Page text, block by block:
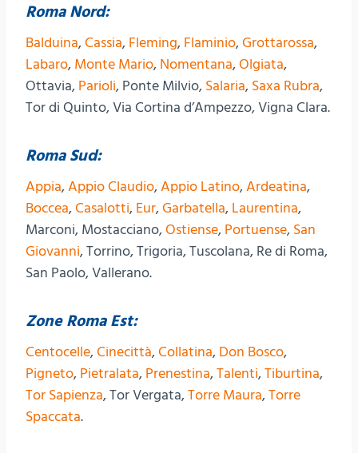
Roma Nord:
Balduina,Cassia, Fleming, Flaminio,Grottarossa,
Labaro, Monte Mario, Nomentana,Olgiata,
Ottavia, Parioli, Ponte Milvio, Salaria, Saxa Rubra,
Tor di Quinto, Via Cortina d’Ampezzo, Vigna Clara.
Roma Sud:
Appia,Appio Claudio,Appio Latino,Ardeatina,
Boccea,Casalotti, Eur,Garbatella, Laurentina,
Marconi, Mostacciano,Ostiense, Portuense, San
Giovanni, Torrino, Trigoria, Tuscolana, Re di Roma,
San Paolo, Vallerano.
Zone Roma Est:
Centocelle,Cinecittà,Collatina, Don Bosco,
Pigneto, Pietralata, Prenestina,Talenti,Tiburtina,
Tor Sapienza, Tor Vergata,Torre Maura,Torre
Spaccata.